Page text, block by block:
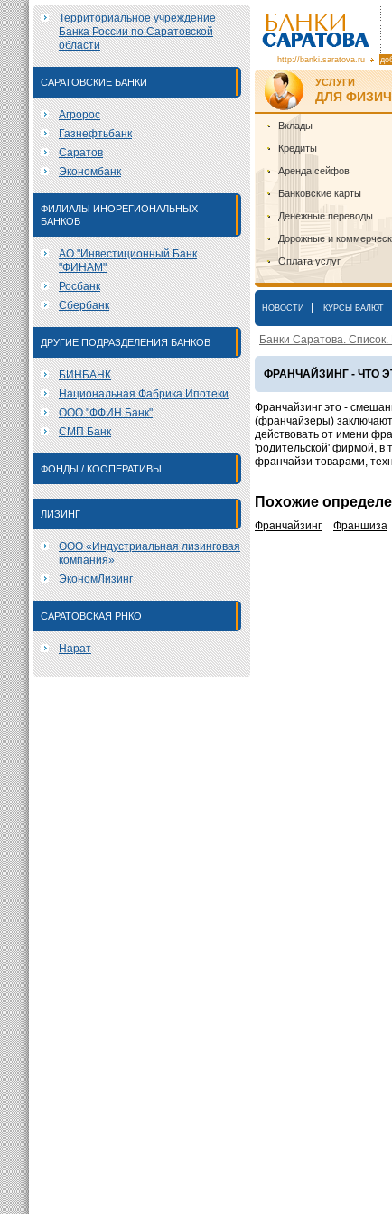
Территориальное учреждение
Банка России по Саратовской
области
САРАТОВСКИЕ БАНКИ
Агророс
Газнефтьбанк
Саратов
Экономбанк
ФИЛИАЛЫ ИНОРЕГИОНАЛЬНЫХ
БАНКОВ
АО "Инвестиционный Банк
"ФИНАМ"
Росбанк
Сбербанк
ДРУГИЕ ПОДРАЗДЕЛЕНИЯ БАНКОВ
БИНБАНК
Национальная Фабрика Ипотеки
ООО "ФФИН Банк"
СМП Банк
ФОНДЫ / КООПЕРАТИВЫ
ЛИЗИНГ
ООО «Индустриальная лизинговая
компания»
ЭкономЛизинг
САРАТОВСКАЯ РНКО
Нарат
http://banki.saratova.ru
УСЛУГИ
ДЛЯ
Вклады
Кредиты
Аренда сейфов
Банковские карты
Денежные переводы
Дорожные и
Оплата услуг
НОВОСТИ КУРСЫ ВАЛЮТ
Банки Саратова.
ФРАНЧАЙЗИНГ - ЧТО
Франчайзинг это -
(франчайзеры)
действовать от имени
'родительской' фирмой, в
франчайзи товарами,
Похожие
Франчайзинг Франшиза